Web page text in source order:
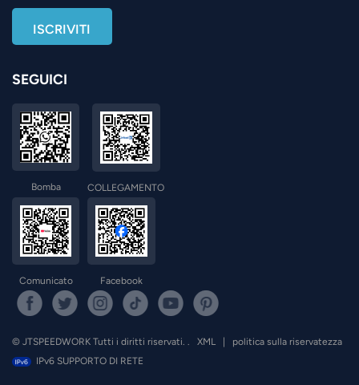
SEGUICI
Bomba COLLEGAMENTO
Comunicato Facebook
© JTSPEEDWORK Tutti i diritti riservati. . XML
politica sulla riservatezza
IPv6 SUPPORTO DI RETE